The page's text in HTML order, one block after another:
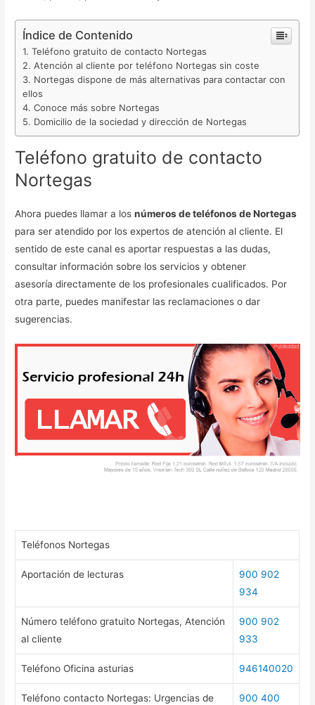
Índice de Contenido
Teléfono gratuito de contacto Nortegas
Atención al cliente por teléfono Nortegas sin coste
Nortegas dispone de más alternativas para contactar con
ellos
Conoce más sobre Nortegas
Domicilio de la sociedad y dirección de Nortegas
Teléfono gratuito de contacto
Nortegas
Ahora puedes llamar a losnúmeros de teléfonos de Nortegas
para ser atendido por los expertos de atención al cliente. El
sentido de este canal es aportar respuestas a las dudas,
consultar información sobre los servicios y obtener
asesoría directamente de los profesionales cualificados. Por
otra parte, puedes manifestar las reclamaciones o dar
sugerencias.
Teléfonos Nortegas
Aportación de lecturas
900 902
934
Número teléfono gratuito Nortegas, Atención
al cliente
900 902
933
Teléfono Oficina asturias 946140020
Teléfono contacto Nortegas: Urgencias de
900 400